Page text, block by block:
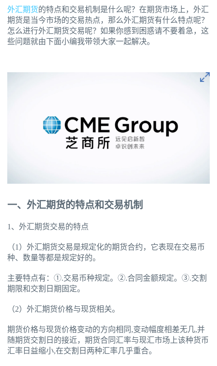
外汇期货的特点和交易机制是什么呢？在期货市场上，外汇
期货是当今市场的交易热点，那么外汇期货有什么特点呢？
怎么进行外汇期货交易呢？如果你感到困惑请不要着急，这
些问题就由下面小编我带领大家一起解决。
一、外汇期货的特点和交易机制
1、外汇期货交易的特点
（1）外汇期货交易是规定化的期货合约，它表现在交易币
种、数量等都是规定好的。
主要特点有：①.交易币种规定。②.合同金额规定。③.交割
期限和交割日期固定。
（2）外汇期货价格与现货相关。
期货价格与现货价格变动的方向相同,变动幅度相差无几,并
随期货交割日的接近，期货合同汇率与现汇市场上该种货币
汇率日益缩小,在交割日两种汇率几乎重合。